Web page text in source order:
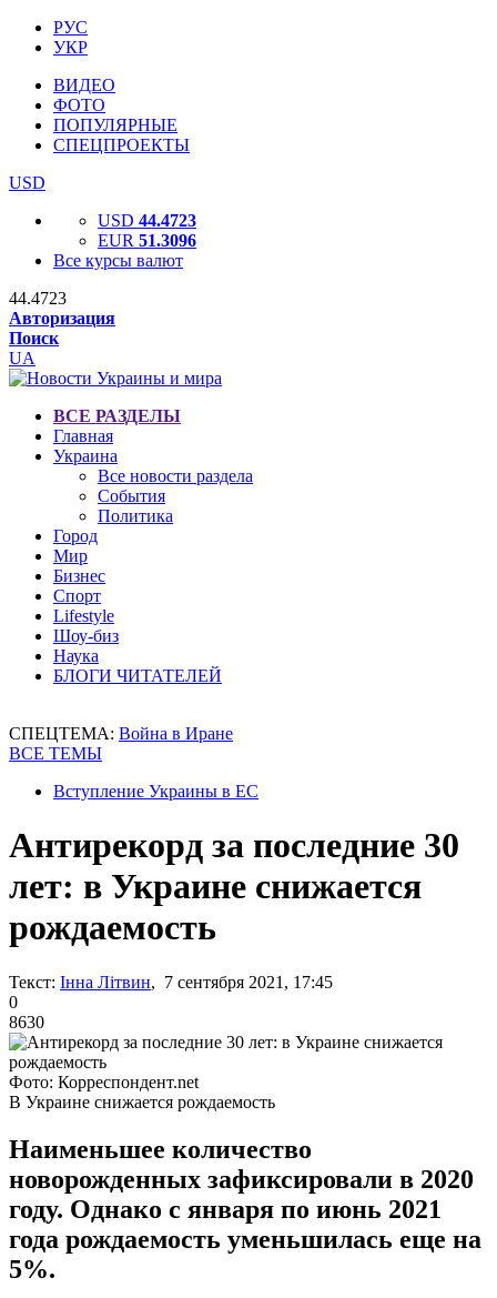
РУС
УКР
ВИДЕО
ФОТО
ПОПУЛЯРНЫЕ
СПЕЦПРОЕКТЫ
USD
USD 44.4723
EUR 51.3096
Все курсы валют
44.4723
Авторизация
Поиск
UA
ВСЕ РАЗДЕЛЫ
Главная
Украина
Все новости раздела
События
Политика
Город
Мир
Бизнес
Спорт
Lifestyle
Шоу-биз
Наука
БЛОГИ ЧИТАТЕЛЕЙ
СПЕЦТЕМА: Война в Иране
ВСЕ ТЕМЫ
Вступление Украины в ЕС
Антирекорд за последние 30
лет: в Украине снижается
рождаемость
Текст: Інна Літвин, 7 сентября 2021, 17:45
0
8630
Фото: Корреспондент.net
В Украине снижается рождаемость
Наименьшее количество
новорожденных зафиксировали в 2020
году. Однако с января по июнь 2021
года рождаемость уменьшилась еще на
5%.